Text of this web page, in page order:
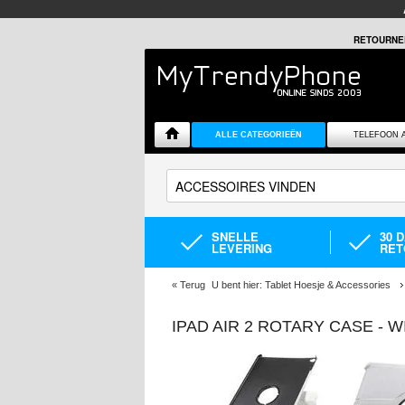
ALLE CATEGORIEËN TELEFOON
SNELLE
LEVERING
30
« Terug U bent hier: Tablet Hoesje & Accessories
IPAD AIR 2 ROTARY CASE -